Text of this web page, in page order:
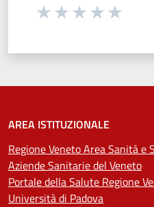
Seleziona una
AREA ISTITUZIONALE
Regione Veneto Area Sanità e
Aziende Sanitarie del Veneto
Portale della Salute Regione
Università di Padova